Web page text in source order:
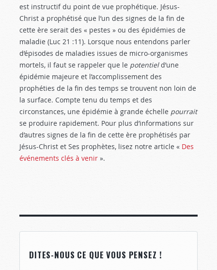
est instructif du point de vue prophétique. Jésus-
Christ a prophétisé que l’un des signes de la fin de
cette ère serait des « pestes » ou des épidémies de
maladie (Luc 21 :11). Lorsque nous entendons parler
d’épisodes de maladies issues de micro-organismes
mortels, il faut se rappeler que le potentield’une
épidémie majeure et l’accomplissement des
prophéties de la fin des temps se trouvent non loin de
la surface. Compte tenu du temps et des
circonstances, une épidémie à grande échelle pourrait
se produire rapidement. Pour plus d’informations sur
d’autres signes de la fin de cette ère prophétisés par
Jésus-Christ et Ses prophètes, lisez notre article « Des
événements clés à venir ».
DITES-NOUS CE QUE VOUS PENSEZ !